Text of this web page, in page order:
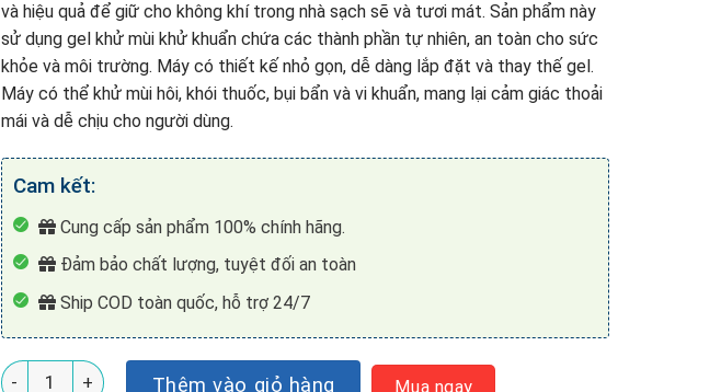
và hiệu quả để giữ cho không khí trong nhà sạch sẽ và tươi mát. Sản phẩm này
sử dụng gel khử mùi khử khuẩn chứa các thành phần tự nhiên, an toàn cho sức
khỏe và môi trường. Máy có thiết kế nhỏ gọn, dễ dàng lắp đặt và thay thế gel.
Máy có thể khử mùi hôi, khói thuốc, bụi bẩn và vi khuẩn, mang lại cảm giác thoải
mái và dễ chịu cho người dùng.
Cam kết:
Cung cấp sản phẩm 100% chính hãng.
Đảm bảo chất lượng, tuyệt đối an toàn
Ship COD toàn quốc, hỗ trợ 24/7
Máy Khử Mùi Khử Khuẩn Clean Core Gel Dispenser số lượng
Thêm vào giỏ hàng Mua ngay